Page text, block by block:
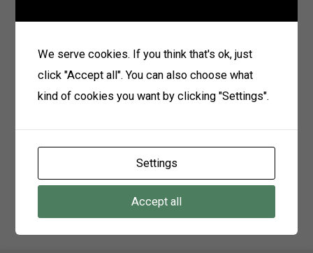
Цээж зураг
Материал хүлээн авах
баг, залуучуудын гудамж-107 БЗӨБЦТС
ТӨХК-ийн Говьсүмбэр салбар
Холбоо барих: 91117103
We serve cookies. If you think that's ok, just
click "Accept all". You can also choose what
kind of cookies you want by clicking "Settings".
Settings
Accept all